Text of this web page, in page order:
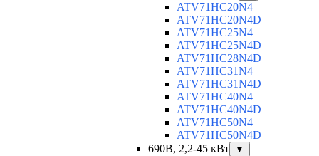
ATV71HC20N4
ATV71HC20N4D
ATV71HC25N4
ATV71HC25N4D
ATV71HC28N4D
ATV71HC31N4
ATV71HC31N4D
ATV71HC40N4
ATV71HC40N4D
ATV71HC50N4
ATV71HC50N4D
690В, 2,2-45 кВт
▼